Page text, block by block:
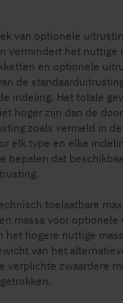
van optionele
vermindert het nuttige
en optionele
de
indeling. Het totale
hoger zijn dan de
zoals vermeld in
elk type en elke
bepalen dat
toelaatbare
massa voor optionele
het hogere nuttige
van het
verplichte zwaardere